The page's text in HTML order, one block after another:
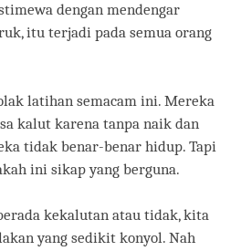
dengan mendengar
itu terjadi pada semua orang
latihan semacam ini. Mereka
kalut karena tanpa naik dan
tidak benar-benar hidup. Tapi
ini sikap yang berguna.
kekalutan atau tidak, kita
yang sedikit konyol. Nah